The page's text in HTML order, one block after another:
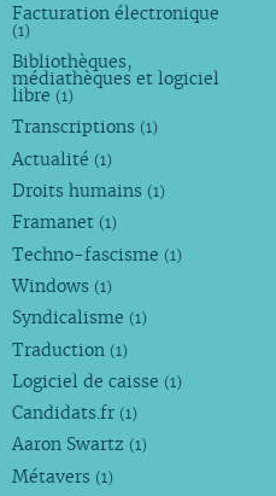
Facturation électronique
(1)
Bibliothèques,
médiathèques et logiciel
libre (1)
Transcriptions (1)
Actualité (1)
Droits humains (1)
Framanet (1)
Techno-fascisme (1)
Windows (1)
Syndicalisme (1)
Traduction (1)
Logiciel de caisse (1)
Candidats.fr (1)
Aaron Swartz (1)
Métavers (1)